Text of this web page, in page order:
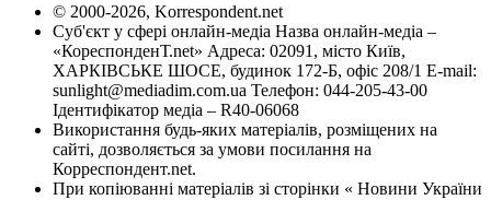
© 2000-2026, Korrespondent.net
Суб'єкт у сфері онлайн-медіа Назва онлайн-медіа –
«КореспонденТ.net» Адреса: 02091, місто Київ,
ХАРКІВСЬКЕ ШОСЕ, будинок 172-Б, офіс 208/1 E-mail:
sunlight@mediadim.com.ua Телефон: 044-205-43-00
Ідентифікатор медіа – R40-06068
Використання будь-яких матеріалів, розміщених на
сайті, дозволяється за умови посилання на
Корреспондент.net.
При копіюванні матеріалів зі сторінки « Новини України